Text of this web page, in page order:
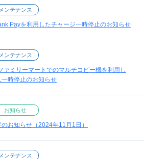
メンテナンス
Payを利用したチャージ一時停止のお知らせ
メンテナンス
ァミリーマートでのマルチコピー機を利用し
時停止のお知らせ
お知らせ
お知らせ（2024年11月1日）
メンテナンス